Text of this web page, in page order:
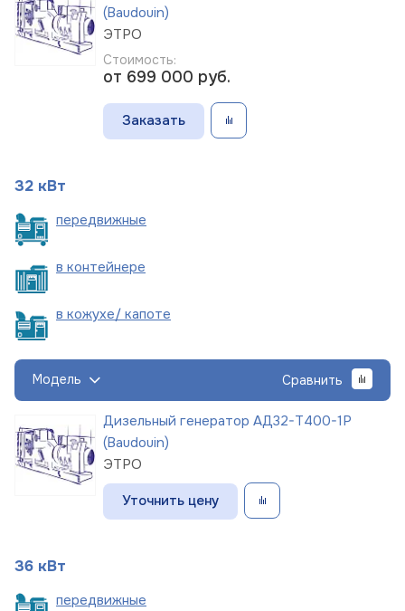
(Baudouin)
ЭТРО
Стоимость:
от 699 000 руб.
Заказать
32 кВт
передвижные
в контейнере
в кожухе/ капоте
Модель Сравнить
Дизельный генератор АД32-Т400-1Р
(Baudouin)
ЭТРО
Уточнить цену
36 кВт
передвижные